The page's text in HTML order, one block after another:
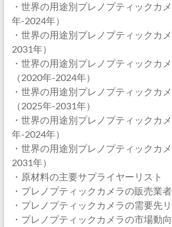
・世界の用途別プレノプティックカ
年-2024年）
・世界の用途別プレノプティックカ
2031年）
・世界の用途別プレノプティックカ
（2020年-2024年）
・世界の用途別プレノプティックカ
（2025年-2031年）
・世界の用途別プレノプティックカ
年-2024年）
・世界の用途別プレノプティックカ
2031年）
・原材料の主要サプライヤーリスト
・プレノプティックカメラの販売業
・プレノプティックカメラの需要先
・プレノプティックカメラの市場動向